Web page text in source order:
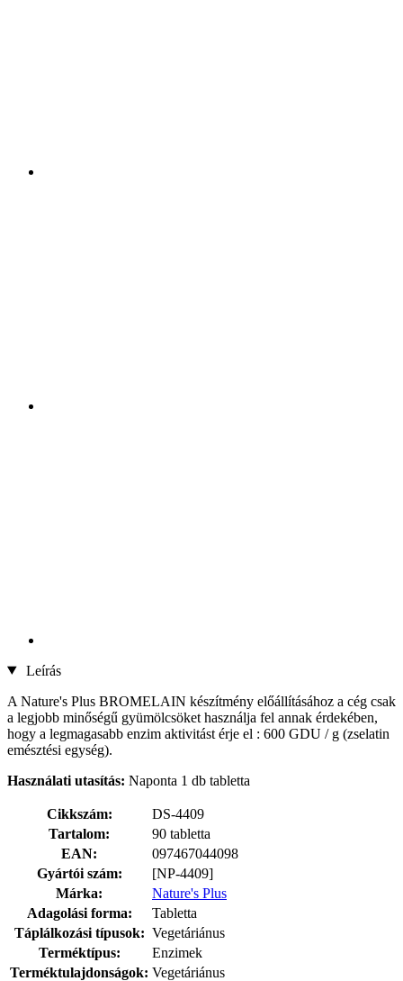
Leírás
A Nature's Plus BROMELAIN készítmény előállításához a cég csak
a legjobb minőségű gyümölcsöket használja fel annak érdekében,
hogy a legmagasabb enzim aktivitást érje el : 600 GDU / g (zselatin
emésztési egység).
Használati utasítás: Naponta 1 db tabletta
Cikkszám:
DS-4409
Tartalom:
90 tabletta
EAN:
097467044098
Gyártói szám:
[NP-4409]
Márka:
Nature's Plus
Adagolási forma:
Tabletta
Táplálkozási típusok: Vegetáriánus
Terméktípus:
Enzimek
Terméktulajdonságok: Vegetáriánus